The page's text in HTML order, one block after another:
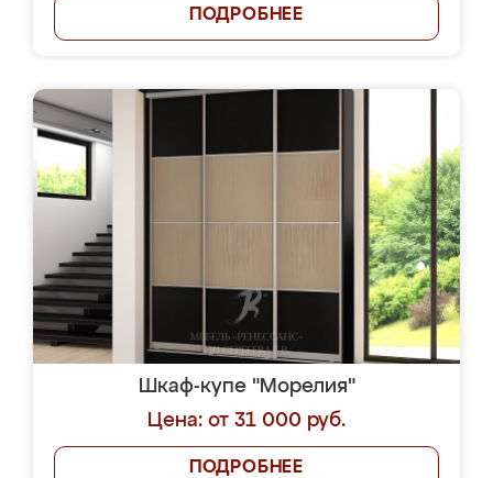
ПОДРОБНЕЕ
Шкаф-купе "Морелия"
Цена: от 31 000 руб.
ПОДРОБНЕЕ